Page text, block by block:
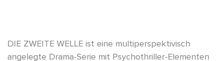
DIE ZWEITE WELLE ist eine multiperspektivisch
angelegte Drama-Serie mit Psychothriller-Elementen